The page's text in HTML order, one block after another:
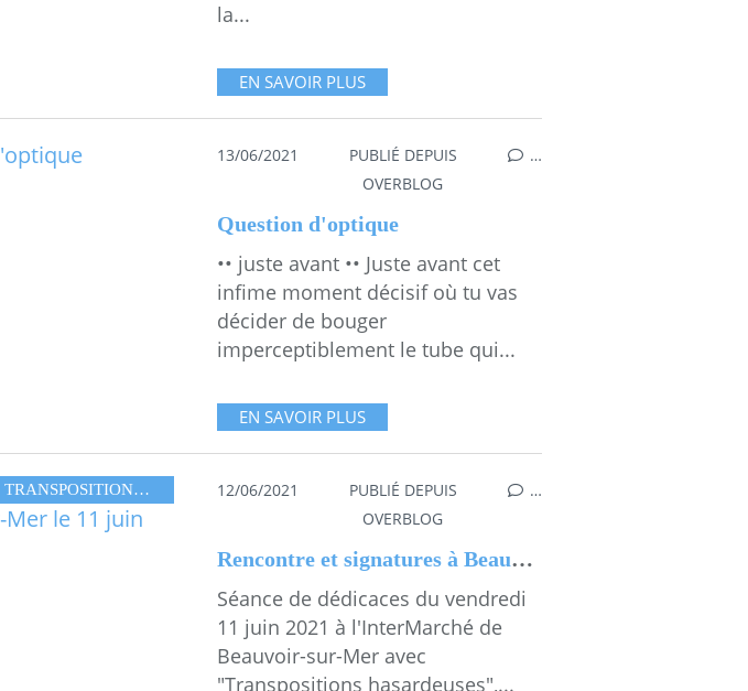
la...
EN SAVOIR PLUS
13/06/2021
PUBLIÉ DEPUIS
OVERBLOG
…
Question d'optique
•• juste avant •• Juste avant cet
infime moment décisif où tu vas
décider de bouger
imperceptiblement le tube qui...
EN SAVOIR PLUS
TRANSPOSITIONSHASARDEUSES ,ET TOI, C'EST QUOI TA COULEUR ?
12/06/2021
PUBLIÉ DEPUIS
OVERBLOG
…
Rencontre et signatures à Beauvoir-sur-Mer le 11 juin 2021
Séance de dédicaces du vendredi
11 juin 2021 à l'InterMarché de
Beauvoir-sur-Mer avec
"Transpositions hasardeuses",...